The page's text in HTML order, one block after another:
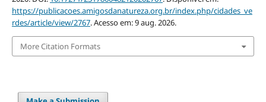
https://publicacoes.amigosdanatureza.org.br/index.php/cidades_ve
rdes/article/view/2767. Acesso em: 9 aug. 2026.
More Citation Formats